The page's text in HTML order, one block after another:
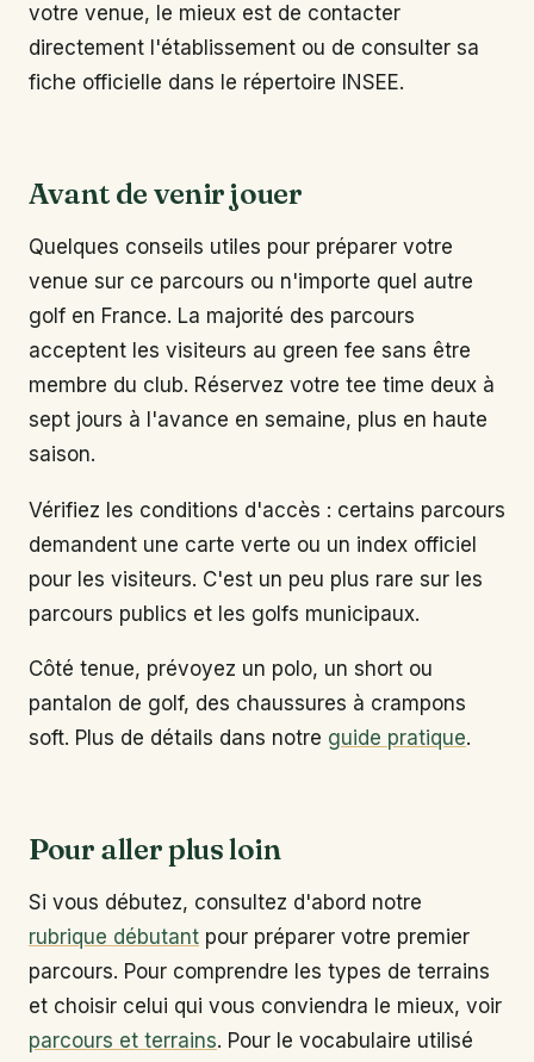
votre venue, le mieux est de contacter
directement l'établissement ou de consulter sa
fiche officielle dans le répertoire INSEE.
Avant de venir jouer
Quelques conseils utiles pour préparer votre
venue sur ce parcours ou n'importe quel autre
golf en France. La majorité des parcours
acceptent les visiteurs au green fee sans être
membre du club. Réservez votre tee time deux à
sept jours à l'avance en semaine, plus en haute
saison.
Vérifiez les conditions d'accès : certains parcours
demandent une carte verte ou un index officiel
pour les visiteurs. C'est un peu plus rare sur les
parcours publics et les golfs municipaux.
Côté tenue, prévoyez un polo, un short ou
pantalon de golf, des chaussures à crampons
soft. Plus de détails dans notre guide pratique.
Pour aller plus loin
Si vous débutez, consultez d'abord notre
rubrique débutant pour préparer votre premier
parcours. Pour comprendre les types de terrains
et choisir celui qui vous conviendra le mieux, voir
parcours et terrains. Pour le vocabulaire utilisé